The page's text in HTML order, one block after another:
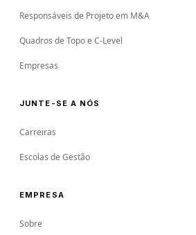
Responsáveis de Projeto em M&A
Quadros de Topo e C-Level
Empresas
JUNTE-SE A NÓS
Carreiras
Escolas de Gestão
EMPRESA
Sobre